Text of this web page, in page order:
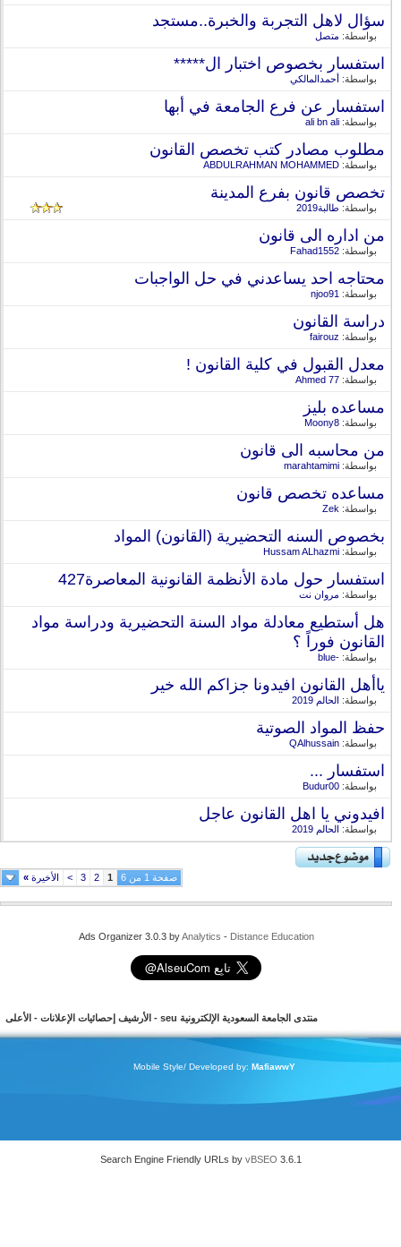
سؤال لاهل التجربة والخبرة..مستجد
بواسطة:متصل
استفسار بخصوص اختبار ال*****
بواسطة:أحمدالمالكي
استفسار عن فرع الجامعة في أبها
بواسطة:ali bn ali
مطلوب مصادر كتب تخصص القانون
بواسطة:ABDULRAHMAN MOHAMMED
تخصص قانون بفرع المدينة
بواسطة:طالبة2019
من اداره الى قانون
بواسطة:Fahad1552
محتاجه احد يساعدني في حل الواجبات
بواسطة:njoo91
دراسة القانون
بواسطة:fairouz
معدل القبول في كلية القانون !
بواسطة:Ahmed 77
مساعده بليز
بواسطة:Moony8
من محاسبه الى قانون
بواسطة:marahtamimi
مساعده تخصص قانون
بواسطة:Zek
بخصوص السنه التحضيرية (القانون) المواد
بواسطة:Hussam ALhazmi
استفسار حول مادة الأنظمة القانونية المعاصرة427
بواسطة:مروان نت
هل أستطيع معادلة مواد السنة التحضيرية ودراسة مواد
القانون فوراً ؟
بواسطة:-blue
ياأهل القانون افيدونا جزاكم الله خير
بواسطة:الحالم 2019
حفظ المواد الصوتية
بواسطة:QAlhussain
استفسار ...
بواسطة:Budur00
افيدوني يا اهل القانون عاجل
بواسطة:الحالم 2019
صفحة 1 من 6 1
2
3
> الأخيرة »
Ads Organizer 3.0.3 byAnalytics -Distance Education
منتدى الجامعة السعودية الإلكترونية seu - الأرشيف إحصائيات الإعلانات- الأعلى
Mobile Style/ Developed by:MafiawwY
Search Engine Friendly URLs byvBSEO 3.6.1